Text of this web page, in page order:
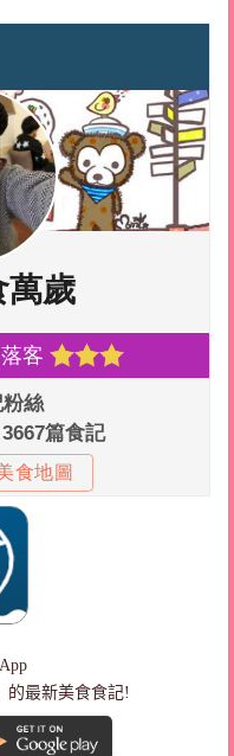
的最新美食食記!